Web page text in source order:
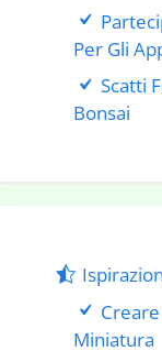
Per Gli
Scatti
Bonsai
Miniatura